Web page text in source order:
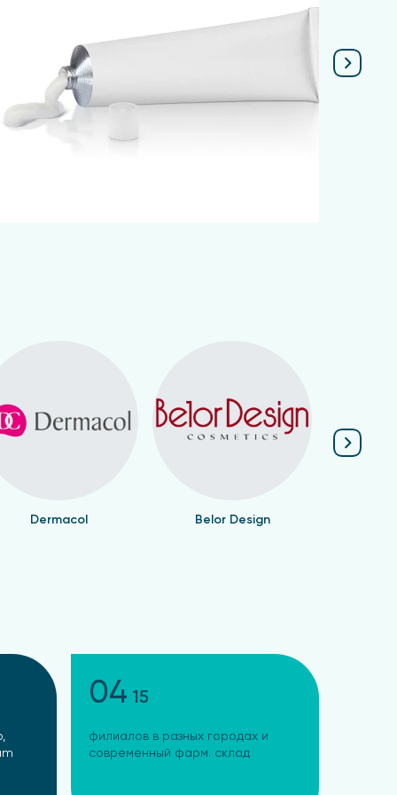
Dermacol Belor Design
04 15
филиалов в разных городах и
современный фарм. склад